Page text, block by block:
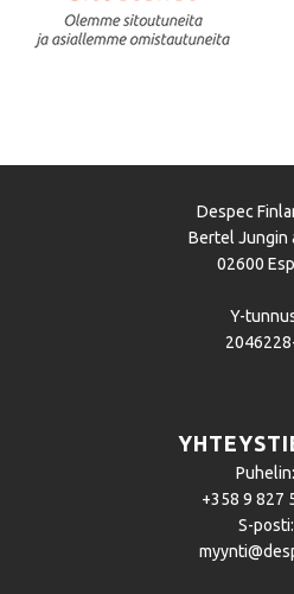
Despec
Bertel Jungin
02600
Y-
Puhelin:
+358 9 827
S-posti: